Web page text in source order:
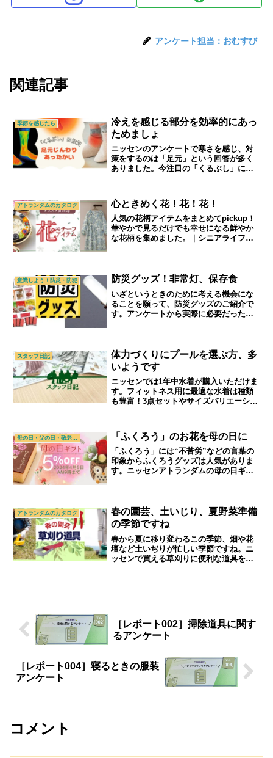
アンケート担当：おむすび
関連記事
季節を感じたら
冷えを感じる部分を効率的にあっ
ためましょ
ニッセンのアンケートで寒さを感じ、対
策をするのは「足元」という回答が多く
ありました。今注目の「くるぶし」に注
ップ「アトランダム」
アトランダムのカタログ 心ときめく花！花！花！
人気の花柄アイテムをまとめてpickup！
華やかで見るだけでも幸せになる鮮やか
な花柄を集めました。｜シニアライフ＆
意識しよう！防災・防犯 防災グッズ！非常灯、保存食
いざというときのために考える機会にな
ることを願って、防災グッズのご紹介で
す。アンケートから実際に必要だった、
トランダム」
スタッフ日記
体力づくりにプールを選ぶ方、多
いようです
ニッセンでは1年中水着が購入いただけま
す。フィットネス用に最適な水着は種類
も豊富！3点セットやサイズバリエーショ
フ＆シニアファッションショップ「アト
ランダム」
「ふくろう」のお花を母の日に
「ふくろう」には“不苦労”などの言葉の
印象からふくろうグッズは人気がありま
す。ニッセンアトランダムの母の日ギフ
ンダム」
アトランダムのカタログ
春の園芸、土いじり、夏野菜準備
の季節ですね
春から夏に移り変わるこの季節、畑や花
壇など土いぢりが忙しい季節ですね。ニ
ッセンで買える草刈りに便利な道具をご
［レポート002］掃除道具に関す
るアンケート
［レポート004］寝るときの服装
アンケート
コメント